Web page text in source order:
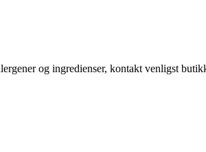
og ingredienser, kontakt venligst